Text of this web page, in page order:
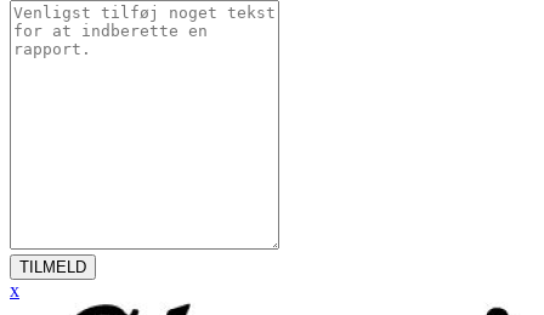
TILMELD
x